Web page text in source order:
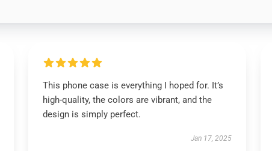
This phone case is everything I hoped for. It’s
high-quality, the colors are vibrant, and the
design is simply perfect.
Jan 17, 2025